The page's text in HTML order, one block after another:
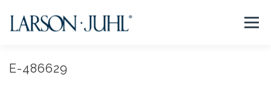
メニュー
NEWS
E-486629